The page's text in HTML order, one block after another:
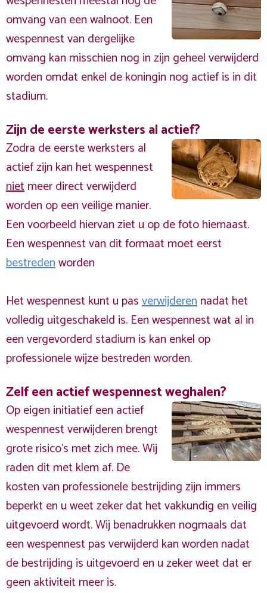
omvang van een walnoot. Een
wespennest van dergelijke
omvang kan misschien nog in zijn geheel verwijderd
worden omdat enkel de koningin nog actief is in dit
stadium.
Zijn de eerste werksters al actief?
Zodra de eerste werksters al
actief zijn kan het wespennest
nietmeer direct verwijderd
worden op een veilige manier.
Een voorbeeld hiervan ziet u op de foto hiernaast.
Een wespennest van dit formaat moet eerst
bestredenworden
Het wespennest kunt u pasverwijderennadat het
volledig uitgeschakeld is. Een wespennest wat al in
een vergevorderd stadium is kan enkel op
professionele wijze bestreden worden.
Zelf een actief wespennest weghalen?
Op eigen initiatief een actief
wespennest verwijderen brengt
grote risico’s met zich mee. Wij
raden dit met klem af. De
kosten van professionele bestrijding zijn immers
beperkt en u weet zeker dat het vakkundig en veilig
uitgevoerd wordt. Wij benadrukken nogmaals dat
een wespennest pas verwijderd kan worden nadat
de bestrijding is uitgevoerd en u zeker weet dat er
geen aktiviteit meer is.